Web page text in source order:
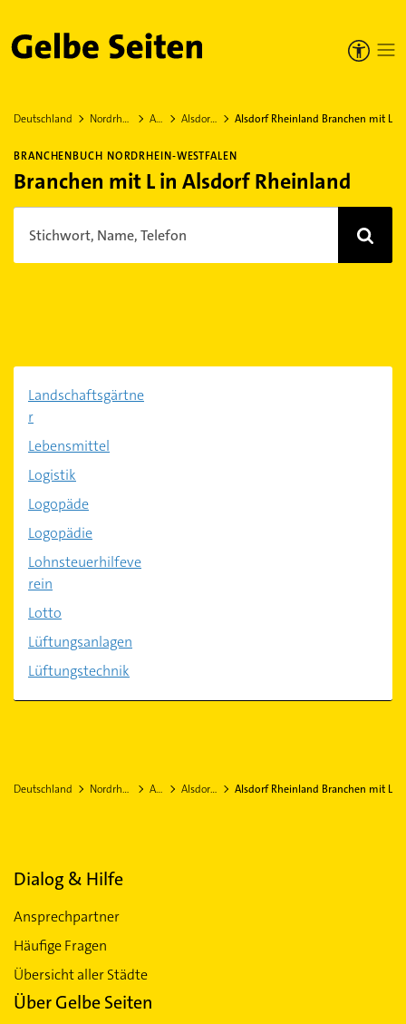
Gelbe Seiten
Deutschland Nordrhein-Westfalen Aachen Alsdorf Rheinland Alsdorf Rheinland Branchen mit L
BRANCHENBUCH NORDRHEIN-WESTFALEN
Branchen mit L in Alsdorf Rheinland
Stichwort, Name, Telefon
Landschaftsgärtne
r
Lebensmittel
Logistik
Logopäde
Logopädie
Lohnsteuerhilfeve
rein
Lotto
Lüftungsanlagen
Lüftungstechnik
Deutschland Nordrhein-Westfalen Aachen Alsdorf Rheinland Alsdorf Rheinland Branchen mit L
Dialog & Hilfe
Ansprechpartner
Häufige Fragen
Übersicht aller Städte
Über Gelbe Seiten